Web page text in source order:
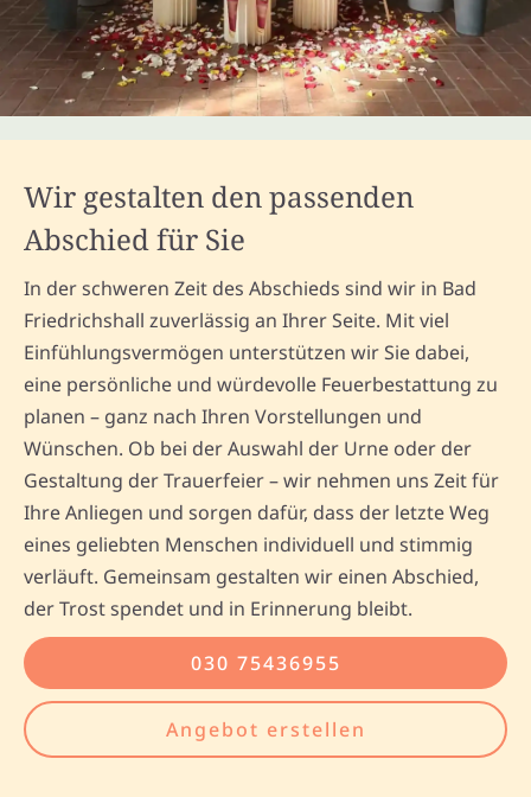
Wir gestalten den passenden
Abschied für Sie
In der schweren Zeit des Abschieds sind wir in Bad
Friedrichshall zuverlässig an Ihrer Seite. Mit viel
Einfühlungsvermögen unterstützen wir Sie dabei,
eine persönliche und würdevolle Feuerbestattung zu
planen – ganz nach Ihren Vorstellungen und
Wünschen. Ob bei der Auswahl der Urne oder der
Gestaltung der Trauerfeier – wir nehmen uns Zeit für
Ihre Anliegen und sorgen dafür, dass der letzte Weg
eines geliebten Menschen individuell und stimmig
verläuft. Gemeinsam gestalten wir einen Abschied,
der Trost spendet und in Erinnerung bleibt.
030 75436955
Angebot erstellen